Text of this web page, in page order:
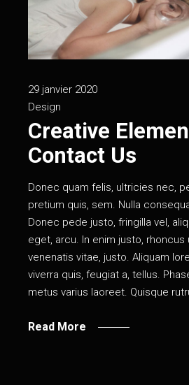
29 janvier 2020
Design
Creative
Contact Us
Donec quam felis, ultricies nec,
pretium quis, sem. Nulla
Donec pede justo, fringilla vel,
eget, arcu. In enim justo, rhoncus
venenatis vitae, justo. Aliquam
viverra quis, feugiat a, tellus.
metus varius laoreet. Quisque
Read More